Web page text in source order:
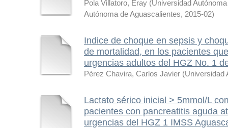
Pola Villatoro, Eray (Universidad
Autónoma de Aguascalientes, 2015-02)
Indice de choque en sepsis y
de mortalidad, en los pacientes
urgencias adultos del HGZ No. 1
Pérez Chavira, Carlos Javier (Universidad
Lactato sérico inicial > 5mmol/L
pacientes con pancreatitis aguda
urgencias del HGZ 1 IMSS